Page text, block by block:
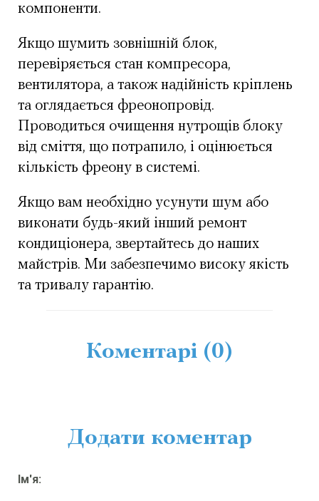
компоненти.
Якщо шумить зовнішній блок,
перевіряється стан компресора,
вентилятора, а також надійність кріплень
та оглядається фреонопровід.
Проводиться очищення нутрощів блоку
від сміття, що потрапило, і оцінюється
кількість фреону в системі.
Якщо вам необхідно усунути шум або
виконати будь-який інший ремонт
кондиціонера, звертайтесь до наших
майстрів. Ми забезпечимо високу якість
та тривалу гарантію.
Коментарі (0)
Додати коментар
Ім'я: